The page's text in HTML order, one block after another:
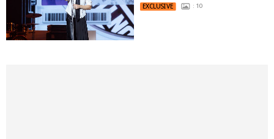
EXCLUSIVE : 10